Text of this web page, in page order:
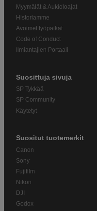
Myymälät & Aukioloajat
Historiamme
Avoimet työpaikat
Code of Conduct
Ilmiantajien Portaali
Suosittuja sivuja
SP Tykkää
SP Community
Käytetyt
Suositut tuotemerkit
Canon
Sony
Fujifilm
Nikon
DJI
Godox